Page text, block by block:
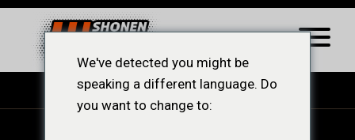
We've detected you might be
speaking a different language. Do
you want to change to: